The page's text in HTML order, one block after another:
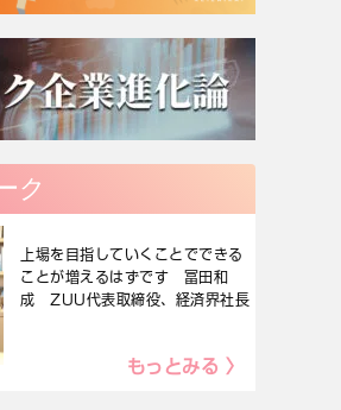
ク
上場を目指していくことでできる
ことが増えるはずです 冨田和
成 ZUU代表取締役、経済界社長
もっとみる 〉